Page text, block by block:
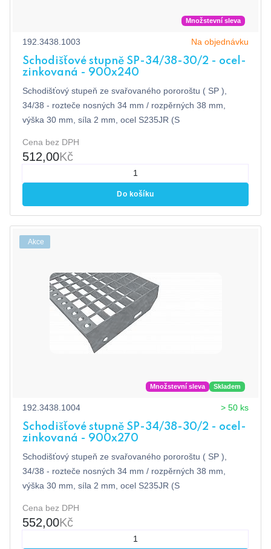
Množstevní sleva
192.3438.1003 Na objednávku
Schodišťové stupně SP-34/38-30/2 - ocel-
zinkovaná - 900x240
Schodišťový stupeň ze svařovaného pororoštu ( SP ),
34/38 - rozteče nosných 34 mm / rozpěrných 38 mm,
výška 30 mm, síla 2 mm, ocel S235JR (S
Cena bez DPH
512,00Kč
Do košíku
Akce
Množstevní sleva Skladem
192.3438.1004 > 50 ks
Schodišťové stupně SP-34/38-30/2 - ocel-
zinkovaná - 900x270
Schodišťový stupeň ze svařovaného pororoštu ( SP ),
34/38 - rozteče nosných 34 mm / rozpěrných 38 mm,
výška 30 mm, síla 2 mm, ocel S235JR (S
Cena bez DPH
552,00Kč